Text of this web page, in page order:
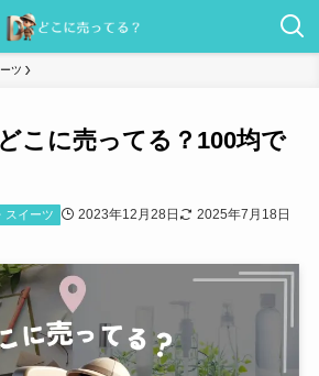
ツ
こに売ってる？100均で
スイーツ 2023年12月28日 2025年7月18日